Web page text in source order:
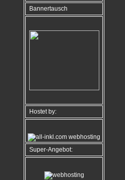
Bannertausch
Hostet by:
Super-Angebot: